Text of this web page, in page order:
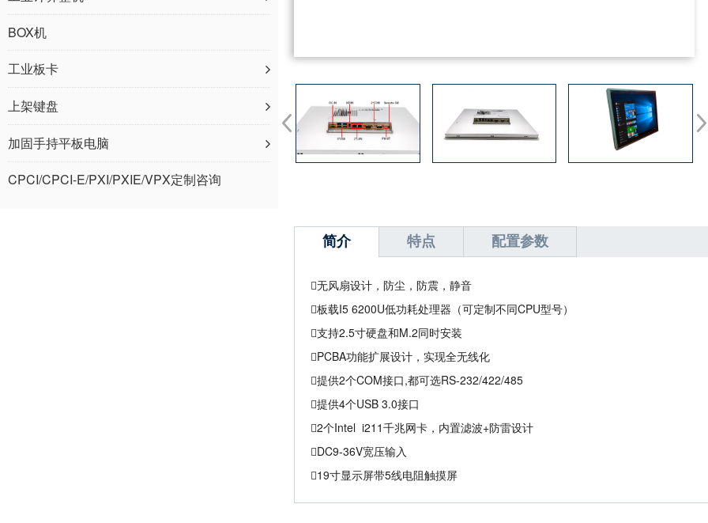
BOX机
工业板卡
上架键盘
加固手持平板电脑
CPCI/CPCI-E/PXI/PXIE/VPX定制咨询
简介 特点 配置参数
无风扇设计，防尘，防震，静音
板载I5 6200U低功耗处理器（可定制不同CPU型号）
支持2.5寸硬盘和M.2同时安装
PCBA功能扩展设计，实现全无线化
提供2个COM接口,都可选RS-232/422/485
提供4个USB 3.0接口
2个Intel i211千兆网卡，内置滤波+防雷设计
DC9-36V宽压输入
19寸显示屏带5线电阻触摸屏